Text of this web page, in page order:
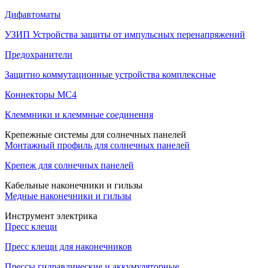
Дифавтоматы
УЗИП Устройства защиты от импульсных перенапряжений
Предохранители
Защитно коммутационные устройства комплексные
Коннекторы MC4
Клеммники и клеммные соединения
Крепежные системы для солнечных панелей
Монтажный профиль для солнечных панелей
Крепеж для солнечных панелей
Кабельные наконечники и гильзы
Медные наконечники и гильзы
Инструмент электрика
Пресс клещи
Пресс клещи для наконечников